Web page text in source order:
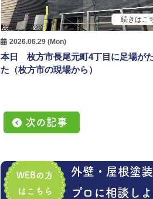
続きはこ
2026.06.29 (Mon)
本日 枚方市長尾元町4丁目に足場が
た（枚方市の現場から）
次の記事
WEBの方
はこちら
外壁・屋根塗
プロに相談し